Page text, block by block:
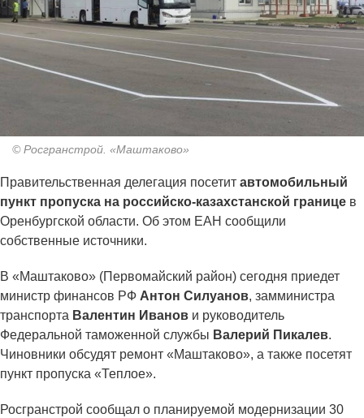
© Росгранстрой. «Маштаково»
Правительственная делегация посетит автомобильный
пункт пропуска на российско-казахстанской границе в
Оренбургской области. Об этом ЕАН сообщили
собственные источники.
В «Маштаково» (Первомайский район) сегодня приедет
министр финансов РФ Антон Силуанов, замминистра
транспорта Валентин Иванов и руководитель
Федеральной таможенной службы Валерий Пикалев.
Чиновники обсудят ремонт «Маштаково», а также посетят
пункт пропуска «Теплое».
Росгранстрой сообщал о планируемой модернизации 30